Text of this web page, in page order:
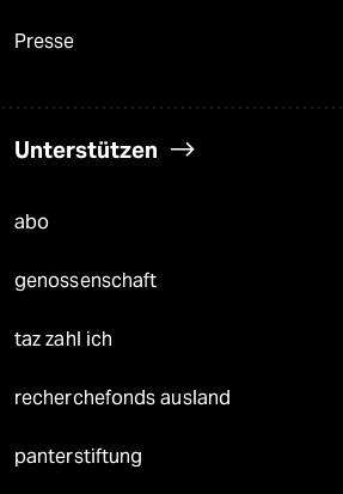
Presse
Unterstützen
abo
genossenschaft
taz zahl ich
recherchefonds ausland
panterstiftung